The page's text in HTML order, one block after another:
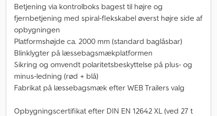
Betjening via kontrolboks bagest til højre og
fjernbetjening med spiral-flekskabel øverst højre side af
opbygningen
Platformshøjde ca. 2000 mm (standard baglåsbar)
Blinklygter på læssebagsmækplatformen
Sikring og omvendt polaritetsbeskyttelse på plus- og
minus-ledning (rød + blå)
Fabrikat på læssebagsmæk efter WEB Trailers valg
Opbygningscertifikat efter DIN EN 12642 XL (ved 27 t